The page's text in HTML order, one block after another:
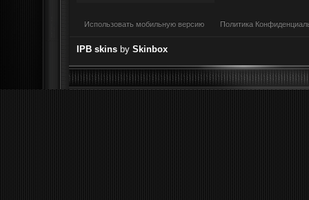
Использовать мобильную версию Политика
IPB skins by Skinbox